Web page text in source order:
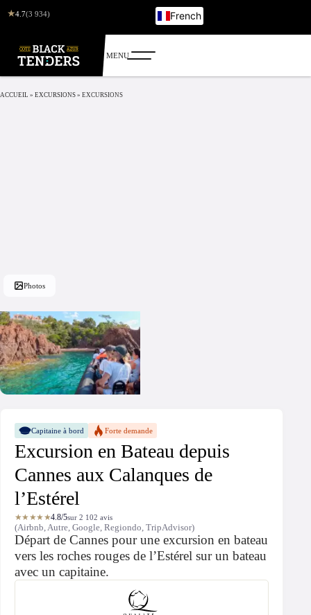
★4.7(3 934)
French
ACCUEIL » EXCURSIONS » EXCURSIONS
Photos
Capitaine à bord Forte demande
Excursion en Bateau depuis
Cannes aux Calanques de
l’Estérel
★★★★★4.8/5sur 2 102 avis
(Airbnb, Autre, Google, Regiondo, TripAdvisor)
Départ de Cannes pour une excursion en bateau
vers les roches rouges de l’Estérel sur un bateau
avec un capitaine.